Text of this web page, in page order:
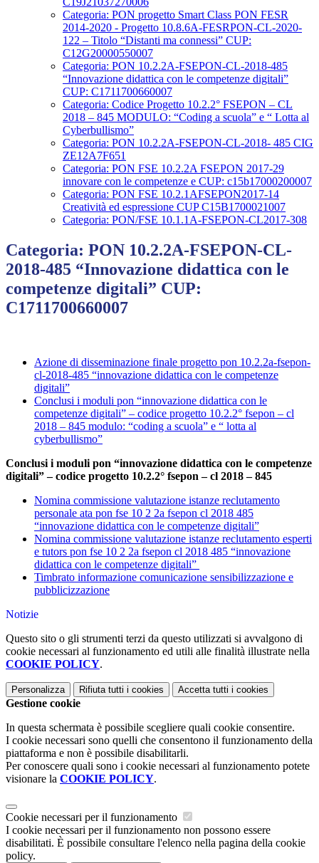
Categoria: PON progetto Smart Class PON FESR
2014-2020 - Progetto 10.8.6A-FESRPON-CL-2020-
122 – Titolo “Distanti ma connessi” CUP:
C12G20000550007
Categoria: PON 10.2.2A-FSEPON-CL-2018-485
“Innovazione didattica con le competenze digitali”
CUP: C1711700660007
Categoria: Codice Progetto 10.2.2° FSEPON – CL
2018 – 845 MODULO: “Coding a scuola” e “ Lotta al
Cyberbullismo”
Categoria: PON 10.2.2A-FSEPON-CL-2018- 485 CIG
ZE12A7F651
Categoria: PON FSE 10.2.2A FSEPON 2017-29
innovare con le competenze e CUP: c15b17000200007
Categoria: PON FSE 10.2.1AFSEPON2017-14
Creatività ed espressione CUP C15B1700021007
Categoria: PON/FSE 10.1.1A-FSEPON-CL2017-308
Categoria: PON 10.2.2A-FSEPON-CL-
2018-485 “Innovazione didattica con le
competenze digitali” CUP:
C1711700660007
Azione di disseminazione finale progetto pon 10.2.2a-fsepon-
cl-2018-485 “innovazione didattica con le competenze
digitali”
Conclusi i moduli pon “innovazione didattica con le
competenze digitali” – codice progetto 10.2.2° fsepon – cl
2018 – 845 modulo: “coding a scuola” e “ lotta al
cyberbullismo”
Conclusi i moduli pon “innovazione didattica con le competenze
digitali” – codice progetto 10.2.2° fsepon – cl 2018 – 845
Nomina commissione valutazione istanze reclutamento
personale ata pon fse 10 2 2a fsepon cl 2018 485
“innovazione didattica con le competenze digitali”
Nomina commissione valutazione istanze reclutamento esperti
e tutors pon fse 10 2 2a fsepon cl 2018 485 “innovazione
didattica con le competenze digitali”
Timbrato informazione comunicazione sensibilizzazione e
pubblicizzazione
Notizie
Questo sito o gli strumenti terzi da questo utilizzati si avvalgono di
cookie necessari al funzionamento ed utili alle finalità illustrate nella
COOKIE POLICY.
Personalizza Rifiuta tutti i cookies Accetta tutti i cookies
Gestione cookie
In questa schermata è possibile scegliere quali cookie consentire.
I cookie necessari sono quelli che consentono il funzionamento della
piattaforma e non è possibile disabilitarli.
Per conoscere quali sono i cookie necessari al funzionamento potete
visionare la COOKIE POLICY.
Cookie necessari per il funzionamento
I cookie necessari per il funzionamento non possono essere
disabilitati. È possibile consultare l'elenco nella pagina della cookie
policy.